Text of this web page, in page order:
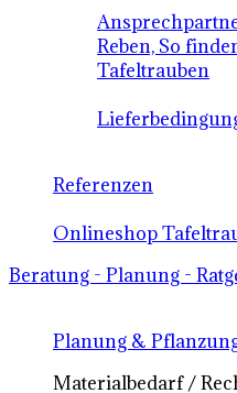
Reben, So
Tafeltrauben
Referenzen
Onlineshop
Beratung - Planung -
Planung &
Materialbedarf /